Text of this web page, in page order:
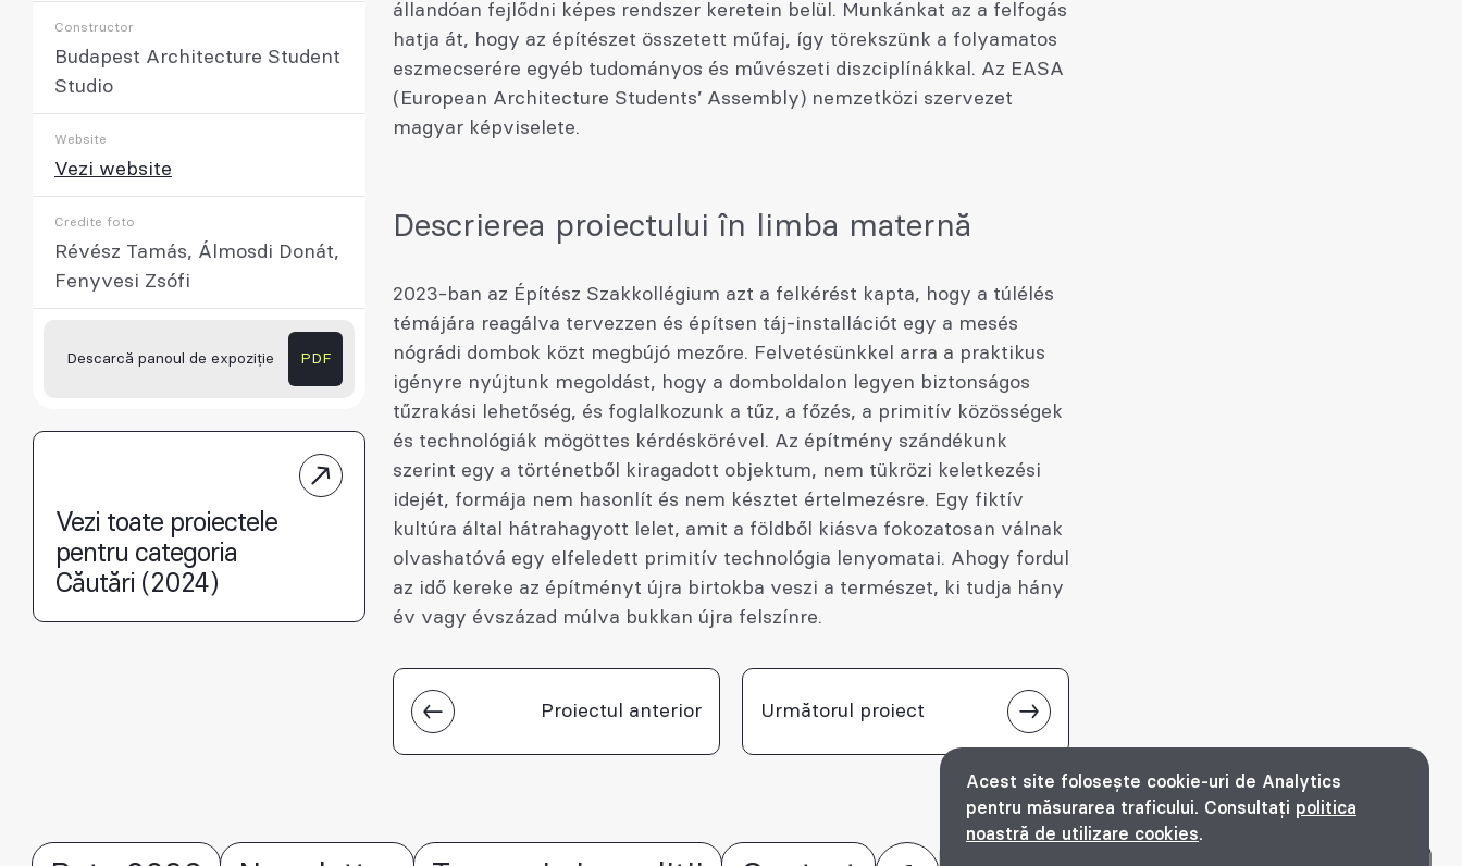
Constructor
Budapest Architecture Student
Studio
Website
Vezi website
Credite foto
Révész Tamás, Álmosdi Donát,
Fenyvesi Zsófi
Descarcă panoul de expoziție PDF
Vezi toate proiectele
pentru categoria
Căutări (2024)
állandóan fejlődni képes rendszer keretein belül. Munkánkat az a felfogás
hatja át, hogy az építészet összetett műfaj, így törekszünk a folyamatos
eszmecserére egyéb tudományos és művészeti diszciplínákkal. Az EASA
(European Architecture Students’ Assembly) nemzetközi szervezet
magyar képviselete.
Descrierea proiectului în limba maternă
2023-ban az Építész Szakkollégium azt a felkérést kapta, hogy a túlélés
témájára reagálva tervezzen és építsen táj-installációt egy a mesés
nógrádi dombok közt megbújó mezőre. Felvetésünkkel arra a praktikus
igényre nyújtunk megoldást, hogy a domboldalon legyen biztonságos
tűzrakási lehetőség, és foglalkozunk a tűz, a főzés, a primitív közösségek
és technológiák mögöttes kérdéskörével. Az építmény szándékunk
szerint egy a történetből kiragadott objektum, nem tükrözi keletkezési
idejét, formája nem hasonlít és nem késztet értelmezésre. Egy fiktív
kultúra által hátrahagyott lelet, amit a földből kiásva fokozatosan válnak
olvashatóvá egy elfeledett primitív technológia lenyomatai. Ahogy fordul
az idő kereke az építményt újra birtokba veszi a természet, ki tudja hány
év vagy évszázad múlva bukkan újra felszínre.
Proiectul anterior Următorul proiect
Acest site folosește cookie-uri de Analytics
pentru măsurarea traficului. Consultați politica
noastră de utilizare cookies.